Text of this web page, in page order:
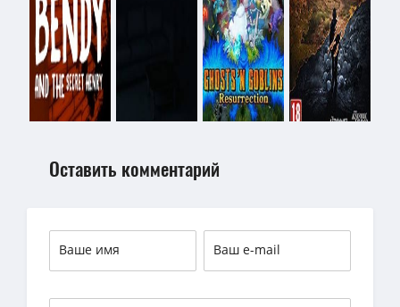
Оставить комментарий